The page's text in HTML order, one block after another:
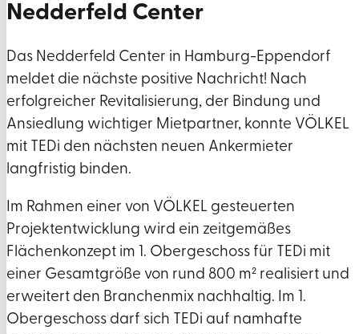
Nedderfeld Center
Das Nedderfeld Center in Hamburg-Eppendorf
meldet die nächste positive Nachricht! Nach
erfolgreicher Revitalisierung, der Bindung und
Ansiedlung wichtiger Mietpartner, konnte VÖLKEL
mit TEDi den nächsten neuen Ankermieter
langfristig binden.
Im Rahmen einer von VÖLKEL gesteuerten
Projektentwicklung wird ein zeitgemäßes
Flächenkonzept im 1. Obergeschoss für TEDi mit
einer Gesamtgröße von rund 800 m² realisiert und
erweitert den Branchenmix nachhaltig. Im 1.
Obergeschoss darf sich TEDi auf namhafte